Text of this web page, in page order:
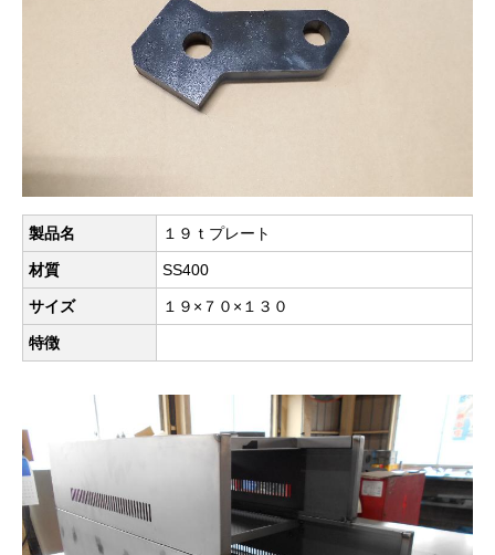
製品名 １９ｔプレート
材質 SS400
サイズ １９×７０×１３０
特徴